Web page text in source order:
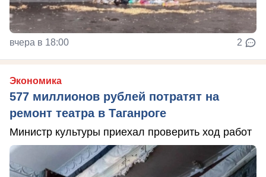
вчера в 18:00 2
Экономика
577 миллионов рублей потратят на
ремонт театра в Таганроге
Министр культуры приехал проверить ход работ